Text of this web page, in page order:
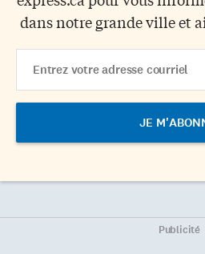
dans notre grande ville et
Address
Publicité